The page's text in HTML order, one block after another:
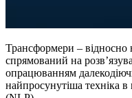
Трансформери –
спрямований на
опрацюванням
найпросунутіша техніка